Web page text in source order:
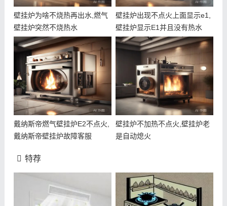
壁挂炉为啥不烧热再出水,燃气
壁挂炉突然不烧热水
壁挂炉出现不点火上面显示e1,
壁挂炉显示E1并且没有热水
戴纳斯帝燃气壁挂炉E2不点火,
戴纳斯帝壁挂炉故障客服
壁挂炉不加热不点火,壁挂炉老
是自动熄火
特荐